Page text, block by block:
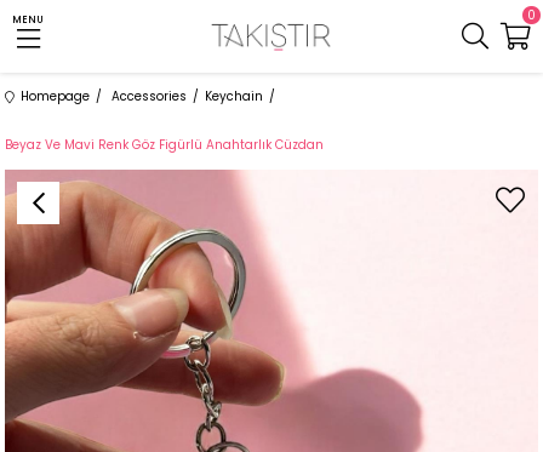
MENU 0
Homepage Accessories Keychain
Beyaz Ve Mavi Renk Göz Figürlü Anahtarlık Cüzdan